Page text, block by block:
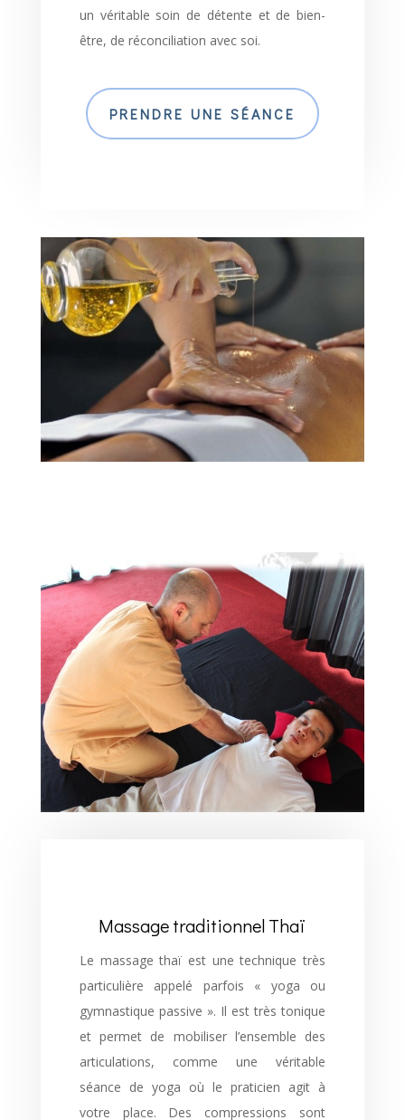
un véritable soin de détente et de bien-
être, de réconciliation avec soi.
PRENDRE UNE SÉANCE
Massage traditionnel Thaï
Le massage thaï est une technique très
particulière appelé parfois « yoga ou
gymnastique passive ». Il est très tonique
et permet de mobiliser l’ensemble des
articulations, comme une véritable
séance de yoga où le praticien agit à
votre place. Des compressions sont